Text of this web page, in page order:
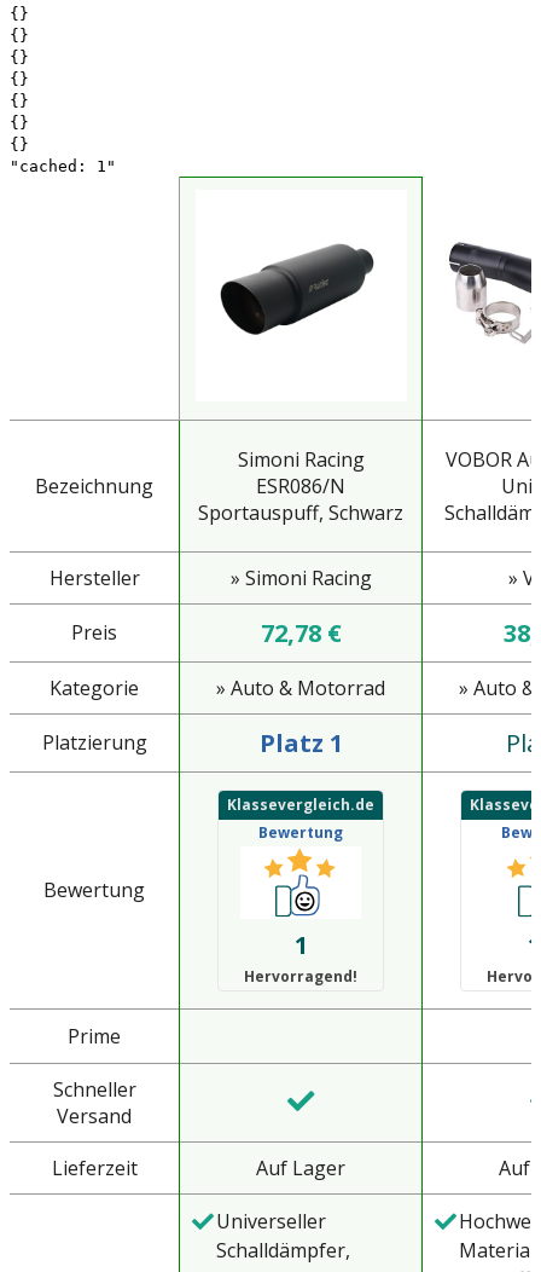
{}
{}
{}
{}
{}
{}
{}
"cached: 1"
Bezeichnung
Simoni Racing
ESR086/N
Sportauspuff, Schwarz
VOBOR
Hersteller » Simoni Racing »
Preis 72,78 €
Kategorie » Auto & Motorrad » Auto
Platzierung Platz 1
Bewertung
Klassevergleich.de
Bewertung
1
Hervorragend!
Prime
Schneller
Versand
Lieferzeit
Auf Lager
Auf
Universeller
Schalldämpfer,